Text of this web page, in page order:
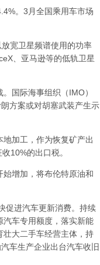
。3月全国乘用车市场
宽卫星频谱使用的功率
、亚马逊等的低轨卫星
国际海事组织（IMO）
方案或对胡塞武装产生示
加工，作为恢复矿产出
10%的出口税。
增加，将布伦特原油和
进汽车更新消费。持续
车专用额度，落实新能
大二手车经营主体，持
车生产企业出台汽车收旧